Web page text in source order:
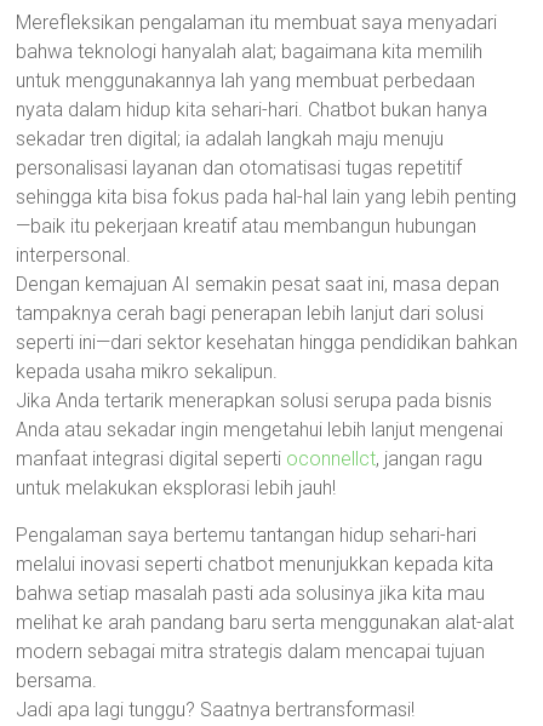
Merefleksikan pengalaman itu membuat saya menyadari
bahwa teknologi hanyalah alat; bagaimana kita memilih
untuk menggunakannya lah yang membuat perbedaan
nyata dalam hidup kita sehari-hari. Chatbot bukan hanya
sekadar tren digital; ia adalah langkah maju menuju
personalisasi layanan dan otomatisasi tugas repetitif
sehingga kita bisa fokus pada hal-hal lain yang lebih penting
—baik itu pekerjaan kreatif atau membangun hubungan
interpersonal.
Dengan kemajuan AI semakin pesat saat ini, masa depan
tampaknya cerah bagi penerapan lebih lanjut dari solusi
seperti ini—dari sektor kesehatan hingga pendidikan bahkan
kepada usaha mikro sekalipun.
Jika Anda tertarik menerapkan solusi serupa pada bisnis
Anda atau sekadar ingin mengetahui lebih lanjut mengenai
manfaat integrasi digital seperti oconnellct, jangan ragu
untuk melakukan eksplorasi lebih jauh!
Pengalaman saya bertemu tantangan hidup sehari-hari
melalui inovasi seperti chatbot menunjukkan kepada kita
bahwa setiap masalah pasti ada solusinya jika kita mau
melihat ke arah pandang baru serta menggunakan alat-alat
modern sebagai mitra strategis dalam mencapai tujuan
bersama.
Jadi apa lagi tunggu? Saatnya bertransformasi!